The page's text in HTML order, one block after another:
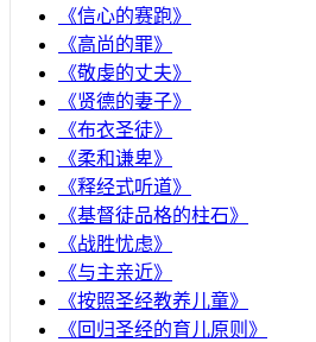
《信心的赛跑》
《高尚的罪》
《敬虔的丈夫》
《贤德的妻子》
《布衣圣徒》
《柔和谦卑》
《释经式听道》
《基督徒品格的柱石》
《战胜忧虑》
《与主亲近》
《按照圣经教养儿童》
《回归圣经的育儿原则》